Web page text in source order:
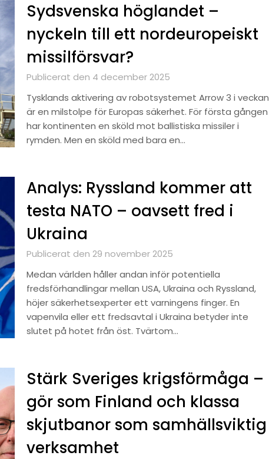
Sydsvenska höglandet –
nyckeln till ett nordeuropeiskt
missilförsvar?
Publicerat den 4 december 2025
Tysklands aktivering av robotsystemet Arrow 3 i veckan
är en milstolpe för Europas säkerhet. För första gången
har kontinenten en sköld mot ballistiska missiler i
rymden. Men en sköld med bara en…
Analys: Ryssland kommer att
testa NATO – oavsett fred i
Ukraina
Publicerat den 29 november 2025
Medan världen håller andan inför potentiella
fredsförhandlingar mellan USA, Ukraina och Ryssland,
höjer säkerhetsexperter ett varningens finger. En
vapenvila eller ett fredsavtal i Ukraina betyder inte
slutet på hotet från öst. Tvärtom…
Stärk Sveriges krigsförmåga –
gör som Finland och klassa
skjutbanor som samhällsviktig
verksamhet